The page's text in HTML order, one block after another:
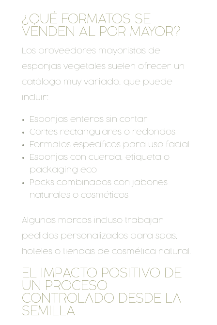
¿QUÉ FORMATOS SE
VENDEN AL POR MAYOR?
Los proveedores mayoristas de
esponjas vegetales suelen ofrecer un
catálogo muy variado, que puede
incluir:
Esponjas enteras sin cortar
Cortes rectangulares o redondos
Formatos específicos para uso facial
Esponjas con cuerda, etiqueta o
packaging eco
Packs combinados con jabones
naturales o cosméticos
Algunas marcas incluso trabajan
pedidos personalizados para spas,
hoteles o tiendas de cosmética natural.
EL IMPACTO POSITIVO DE
UN PROCESO
CONTROLADO DESDE LA
SEMILLA